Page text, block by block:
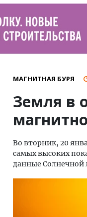
МАГНИТНАЯ БУРЯ
Земля в
Во вторник, 20
самых высоких
данные